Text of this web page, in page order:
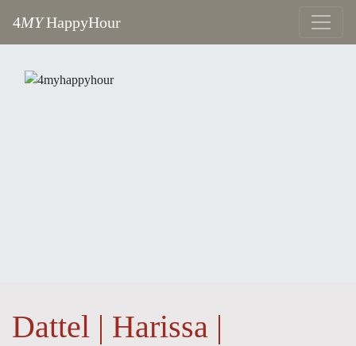
4MYHappyHour
Dattel | Harissa |